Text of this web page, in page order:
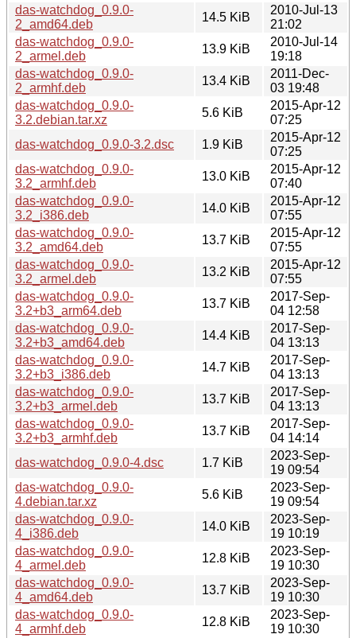
das-watchdog_0.9.0-
2_amd64.deb
14.5 KiB
2010-Jul-13
21:02
das-watchdog_0.9.0-
2_armel.deb
13.9 KiB
2010-Jul-14
19:18
das-watchdog_0.9.0-
2_armhf.deb
13.4 KiB
2011-Dec-
03 19:48
das-watchdog_0.9.0-
3.2.debian.tar.xz
5.6 KiB
2015-Apr-12
07:25
das-watchdog_0.9.0-3.2.dsc
1.9 KiB
2015-Apr-12
07:25
das-watchdog_0.9.0-
3.2_armhf.deb
13.0 KiB
2015-Apr-12
07:40
das-watchdog_0.9.0-
3.2_i386.deb
14.0 KiB
2015-Apr-12
07:55
das-watchdog_0.9.0-
3.2_amd64.deb
13.7 KiB
2015-Apr-12
07:55
das-watchdog_0.9.0-
3.2_armel.deb
13.2 KiB
2015-Apr-12
07:55
das-watchdog_0.9.0-
3.2+b3_arm64.deb
13.7 KiB
2017-Sep-
04 12:58
das-watchdog_0.9.0-
3.2+b3_amd64.deb
14.4 KiB
2017-Sep-
04 13:13
das-watchdog_0.9.0-
3.2+b3_i386.deb
14.7 KiB
2017-Sep-
04 13:13
das-watchdog_0.9.0-
3.2+b3_armel.deb
13.7 KiB
2017-Sep-
04 13:13
das-watchdog_0.9.0-
3.2+b3_armhf.deb
13.7 KiB
2017-Sep-
04 14:14
das-watchdog_0.9.0-4.dsc
1.7 KiB
2023-Sep-
19 09:54
das-watchdog_0.9.0-
4.debian.tar.xz
5.6 KiB
2023-Sep-
19 09:54
das-watchdog_0.9.0-
4_i386.deb
14.0 KiB
2023-Sep-
19 10:19
das-watchdog_0.9.0-
4_armel.deb
12.8 KiB
2023-Sep-
19 10:30
das-watchdog_0.9.0-
4_amd64.deb
13.7 KiB
2023-Sep-
19 10:30
das-watchdog_0.9.0-
4_armhf.deb
12.8 KiB
2023-Sep-
19 10:30